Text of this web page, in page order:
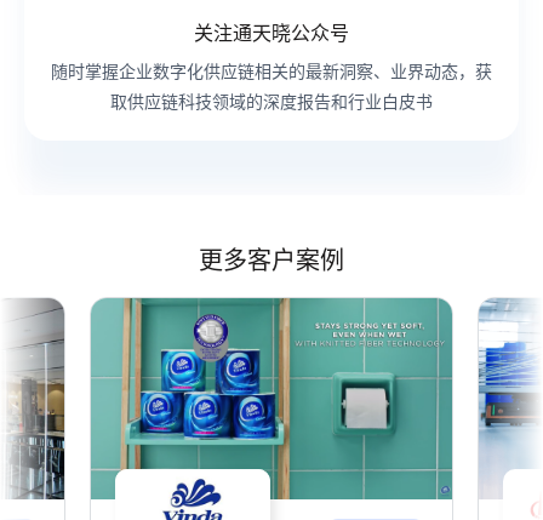
关注通天晓公众号
随时掌握企业数字化供应链相关的最新洞察、业界动态，获
取供应链科技领域的深度报告和行业白皮书
更多客户案例